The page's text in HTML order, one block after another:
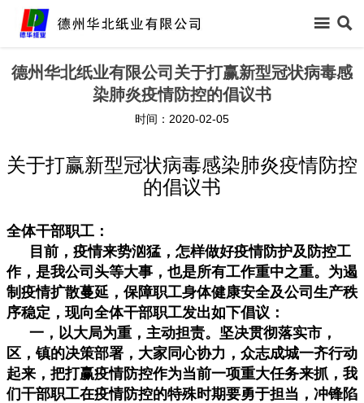
 
德州华北纸业有限公司关于打赢新型冠状病毒感
染肺炎疫情防控的倡议书
时间：2020-02-05
关于打赢新型冠状病毒感染肺炎疫情防控
的倡议书
全体干部职工：
目前，疫情来势汹猛，怎样做好疫情防护及防控工
作，是我公司头等大事，也是所有工作重中之重。为遏
制疫情扩散蔓延，保障职工身体健康安全及公司生产秩
序稳定，现向全体干部职工发出如下倡议：
一，以大局为重，主动担责。坚决贯彻落实市，
区，镇的决策部署，大家同心协力，众志成城一齐行动
起来，把打赢疫情防控作为当前一项重大任务来抓，我
们干部职工在疫情防控的特殊时期要勇于担当，冲锋陷
 首页
 产品中心
 领导关怀
 生产保障
 客户反馈
 联系我们